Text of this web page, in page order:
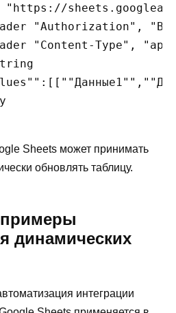
"https://
"Authorization",
"Content-Type",
Sheets может принимать
обновлять таблицу.
примеры
динамических
интеграции